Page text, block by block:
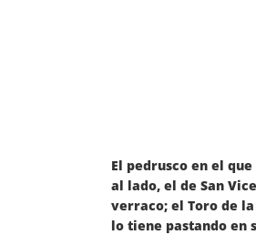
El pedrusco en el
al lado, el de San
verraco; el Toro de
lo tiene pastando en